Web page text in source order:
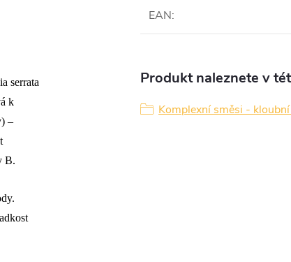
serrata
k
–
B.
EAN:
Produkt naleznete v
Komplexní směsi -